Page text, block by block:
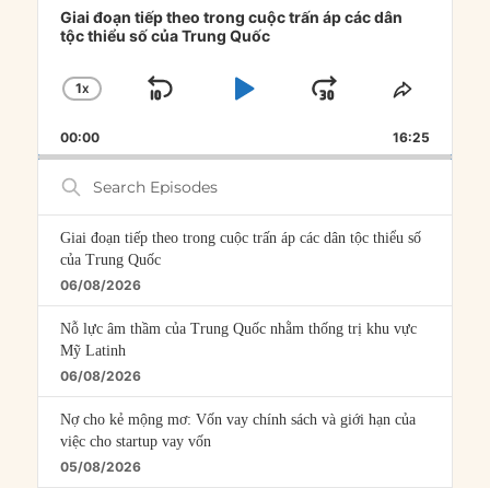
Player
Giai đoạn tiếp theo trong cuộc trấn áp các dân
tộc thiểu số của Trung Quốc
CHANGE
RATE
1X
SKIP
PLAYJUMP
FORWARD
SHARE
00:00 16:25
Search
Episodes
Giai đoạn tiếp theo trong cuộc trấn áp các dân tộc thiểu số
của Trung Quốc
06/08/2026
Nỗ lực âm thầm của Trung Quốc nhằm thống trị khu vực
Mỹ Latinh
06/08/2026
Nợ cho kẻ mộng mơ: Vốn vay chính sách và giới hạn của
việc cho startup vay vốn
05/08/2026